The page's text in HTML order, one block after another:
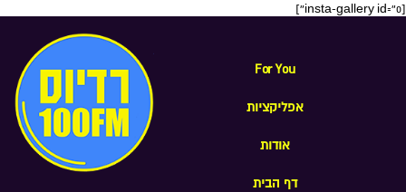
[insta-gallery id="0"]
For You
אפליקציות
אודות
דף הבית